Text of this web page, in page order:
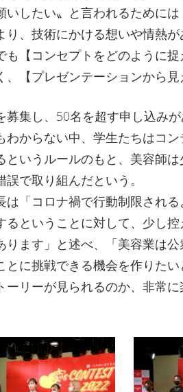
いしたい〟と言われるために
り、技術にかける想いや情熱
も【コンセプトをどのように
、【プレゼンテーションから見
募集し、50名を超す申し込み
わからない中、学生たちはコ
というルールのもと、美容師
誤で取り組んだという。
は「コロナ禍で行動制限され
るということに対して、少し
ります」と述べ、「美容業は
とに挑戦できる機会を作りた
ーリーが見られるのか、非常